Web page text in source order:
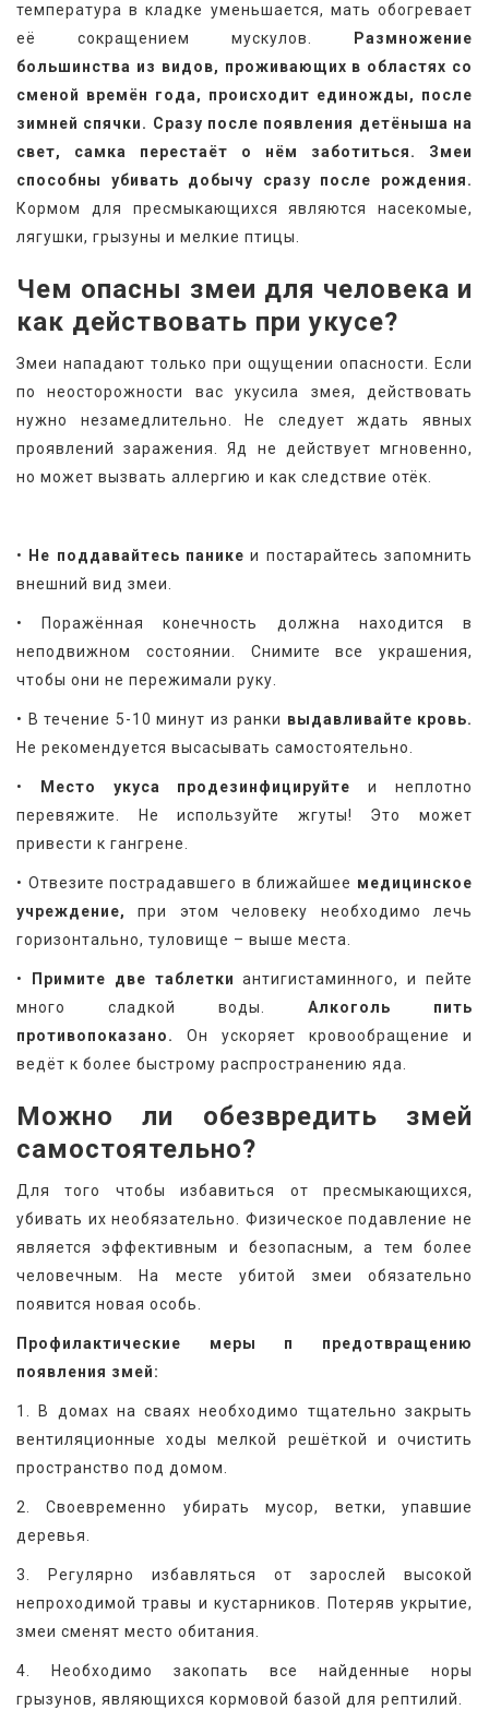
температура в кладке уменьшается, мать обогревает
её сокращением мускулов.
Размножение
большинства из видов, проживающих в областях со
сменой времён года, происходит единожды, после
зимней спячки. Сразу после появления детёныша на
свет, самка перестаёт о нём заботиться. Змеи
способны убивать добычу сразу после рождения.
Кормом для пресмыкающихся являются насекомые,
лягушки, грызуны и мелкие птицы.
Чем опасны змеи для человека и
как действовать при укусе?
Змеи нападают только при ощущении опасности. Если
по неосторожности вас укусила змея, действовать
нужно незамедлительно. Не следует ждать явных
проявлений заражения. Яд не действует мгновенно,
но может вызвать аллергию и как следствие отёк.
• Не поддавайтесь панике и постарайтесь запомнить
внешний вид змеи.
• Поражённая конечность должна находится в
неподвижном состоянии. Снимите все украшения,
чтобы они не пережимали руку.
• В течение 5-10 минут из ранки выдавливайте кровь.
Не рекомендуется высасывать самостоятельно.
• Место укуса продезинфицируйте и неплотно
перевяжите. Не используйте жгуты! Это может
привести к гангрене.
• Отвезите пострадавшего в ближайшее медицинское
учреждение,
при этом человеку необходимо лечь
горизонтально, туловище – выше места.
• Примите две таблетки антигистаминного, и пейте
много сладкой воды. Алкоголь пить
противопоказано.
Он ускоряет кровообращение и
ведёт к более быстрому распространению яда.
Можно ли обезвредить змей
самостоятельно?
Для того чтобы избавиться от пресмыкающихся,
убивать их необязательно. Физическое подавление не
является эффективным и безопасным, а тем более
человечным. На месте убитой змеи обязательно
появится новая особь.
Профилактические меры п предотвращению
появления змей:
1. В домах на сваях необходимо тщательно закрыть
вентиляционные ходы мелкой решёткой и очистить
пространство под домом.
2. Своевременно убирать мусор, ветки, упавшие
деревья.
3. Регулярно избавляться от зарослей высокой
непроходимой травы и кустарников. Потеряв укрытие,
змеи сменят место обитания.
4. Необходимо закопать все найденные норы
грызунов, являющихся кормовой базой для рептилий.